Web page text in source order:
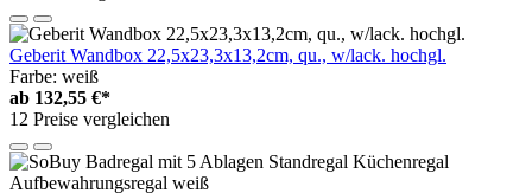
Geberit Wandbox 22,5x23,3x13,2cm, qu., w/lack. hochgl.
Farbe: weiß
ab 132,55 €*
12 Preise vergleichen